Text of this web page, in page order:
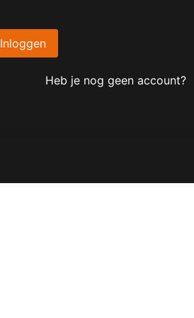
Inloggen
Heb je nog geen account?